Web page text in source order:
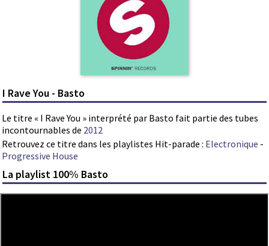
I Rave You - Basto
Le titre « I Rave You » interprété par Basto fait partie des tubes
incontournables de 2012
Retrouvez ce titre dans les playlistes Hit-parade : Electronique -
Progressive House
La playlist 100% Basto